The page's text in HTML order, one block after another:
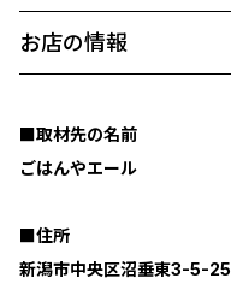
お店の情報
■取材先の名前
ごはんやエール
■住所
新潟市中央区沼垂東3-5-25